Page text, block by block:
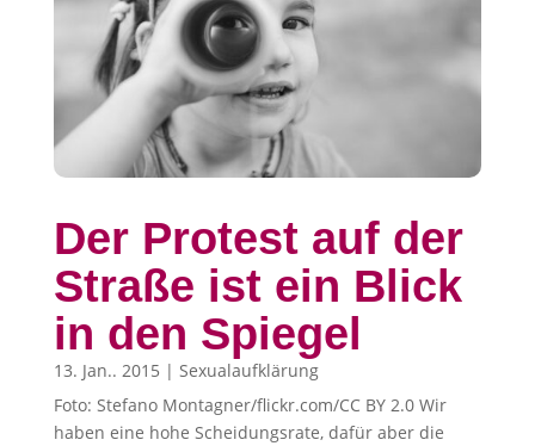
Der Protest auf der
Straße ist ein Blick
in den Spiegel
13. Jan.. 2015 | Sexualaufklärung
Foto: Stefano Montagner/flickr.com/CC BY 2.0 Wir
haben eine hohe Scheidungsrate, dafür aber die